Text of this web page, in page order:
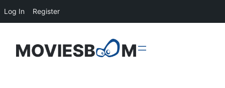
Log In Register